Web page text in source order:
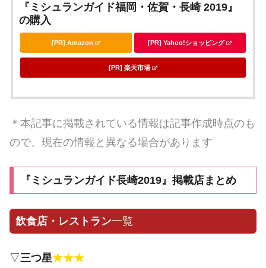
『ミシュランガイド福岡・佐賀・長崎 2019』
の購入
[PR] Amazon [PR] Yahoo!ショッピング
[PR] 楽天市場
＊本記事に掲載されている情報は記事作成時点のも
ので、現在の情報と異なる場合があります
『ミシュランガイド長崎2019』掲載店まとめ
飲食店・レストラン一覧
▽三つ星★★★